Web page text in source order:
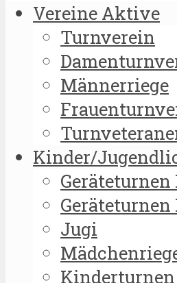
Vereine Aktive
Turnverein
Männerriege
Kinder/
Geräteturnen
Jugi
Kinderturnen